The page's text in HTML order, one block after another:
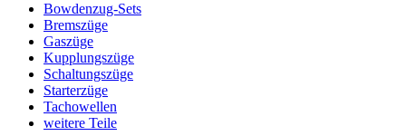
Bowdenzug-Sets
Bremszüge
Gaszüge
Kupplungszüge
Schaltungszüge
Starterzüge
Tachowellen
weitere Teile